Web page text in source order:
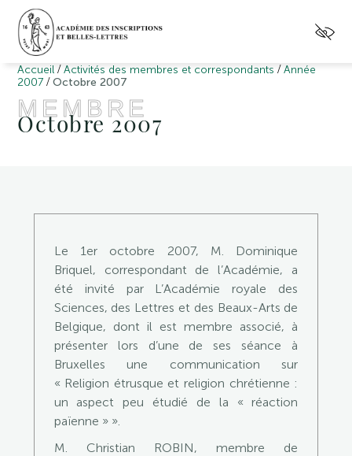
Accueil /Activités des membres et correspondants /Année
2007 /Octobre 2007
MEMBRE
Octobre 2007
Le 1er octobre 2007, M. Dominique
Briquel, correspondant de l’Académie, a
été invité par L’Académie royale des
Sciences, des Lettres et des Beaux-Arts de
Belgique, dont il est membre associé, à
présenter lors d’une de ses séance à
Bruxelles une communication sur
« Religion étrusque et religion chrétienne :
un aspect peu étudié de la « réaction
païenne » ».
M. Christian ROBIN, membre de